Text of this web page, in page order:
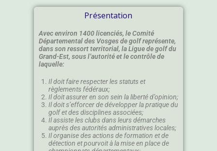
Présentation
Avec environ 1400 licenciés, le Comité
Départemental des Vosges de golf représente,
dans son ressort territorial, la Ligue de golf du
Grand-Est, sous l’autorité et le contrôle de
laquelle:
Il doit faire respecter les statuts et
règlements fédéraux;
Il doit assurer en son sein la liberté d’opinion;
Il doit s’efforcer de développer la pratique du
golf et des disciplines associées;
Il assiste les clubs dans leurs démarches
auprès des autorités administratives locales;
Il organise des actions de formation et de
détection et pourvoit à la mise en place de